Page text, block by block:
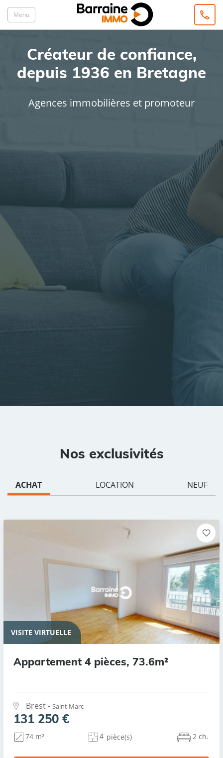
Menu
Créateur de confiance,
depuis 1936 en Bretagne
Agences immobilières et promoteur
Rayon
Nos exclusivités
ACHAT LOCATION NEUF
VISITE VIRTUELLE
Appartement 4 pièces, 73.6m²
Brest - Saint Marc
131 250 €
74 m² 4 pièce(s) 2 ch.